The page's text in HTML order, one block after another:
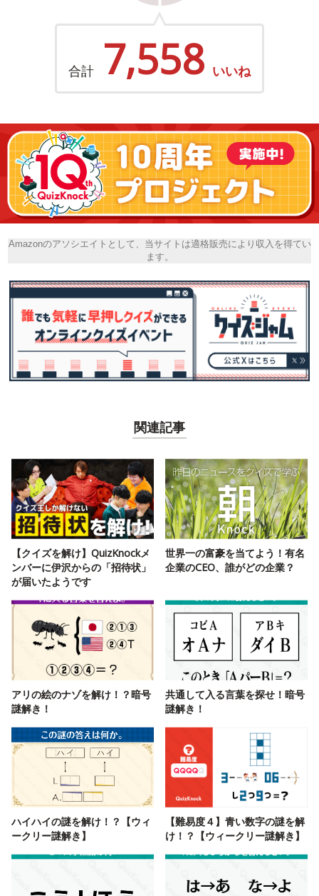
合計 7,558 いいね
Amazonのアソシエイトとして、当サイトは適格販売により収入を得てい
ます。
関連記事
【クイズを解け】QuizKnockメ
ンバーに伊沢からの「招待状」
が届いたようです
世界一の富豪を当てよう！有名
企業のCEO、誰がどの企業？
アリの絵のナゾを解け！？暗号
謎解き！
共通して入る言葉を探せ！暗号
謎解き！
ハイハイの謎を解け！？【ウィ
ークリー謎解き】
【難易度４】青い数字の謎を解
け！？【ウィークリー謎解き】